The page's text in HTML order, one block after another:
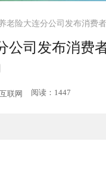
老险大连分公司发布消费
公司发布消费
联网 阅读：1447